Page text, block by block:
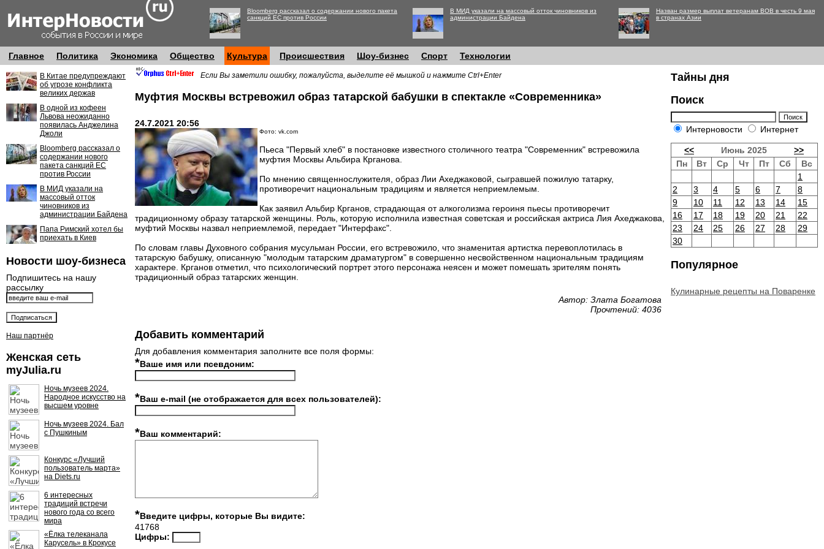
Bloomberg рассказал о содержании нового пакета
санкций ЕС против России
В МИД указали на массовый отток чиновников из
администрации Байдена
Назван размер выплат ветеранам ВОВ в честь 9 мая
в странах Азии
Главное Политика Экономика Общество Культура Происшествия Шоу-бизнес Спорт Технологии
В Китае предупреждают
об угрозе конфликта
великих держав
В одной из кофеен
Львова неожиданно
появилась Анджелина
Джоли
Bloomberg рассказал о
содержании нового
пакета санкций ЕС
против России
В МИД указали на
массовый отток
чиновников из
администрации Байдена
Папа Римский хотел бы
приехать в Киев
Новости шоу-бизнеса
Подпишитесь на нашу
рассылку
Наш партнёр
Женская сеть
myJulia.ru
Ночь музеев 2024.
Народное искусство на
высшем уровне
Ночь музеев 2024. Бал
с Пушкиным
Конкурс «Лучший
пользователь марта»
на Diets.ru
6 интересных
традиций встречи
нового года со всего
мира
«Ёлка телеканала
Карусель» в Крокусе
Если Вы заметили ошибку, пожалуйста, выделите её мышкой и нажмите Ctrl+Enter
Муфтия Москвы встревожил образ татарской бабушки в спектакле «Современника»
24.7.2021 20:56
Фото: vk.com
Пьеса "Первый хлеб" в постановке известного столичного театра "Современник" встревожила
муфтия Москвы Альбира Крганова.
По мнению священнослужителя, образ Лии Ахеджаковой, сыгравшей пожилую татарку,
противоречит национальным традициям и является неприемлемым.
Как заявил Альбир Крганов, страдающая от алкоголизма героиня пьесы противоречит
традиционному образу татарской женщины. Роль, которую исполнила известная советская и российская актриса Лия Ахеджакова,
муфтий Москвы назвал неприемлемой, передает "Интерфакс".
По словам главы Духовного собрания мусульман России, его встревожило, что знаменитая артистка перевоплотилась в
татарскую бабушку, описанную "молодым татарским драматургом" в совершенно несвойственном национальным традициям
характере. Крганов отметил, что психологический портрет этого персонажа неясен и может помешать зрителям понять
традиционный образ татарских женщин.
Автор: Злата Богатова
Прочтений: 4036
Добавить комментарий
Для добавления комментария заполните все поля формы:
*Ваше имя или псевдоним:
*Ваш e-mail (не отображается для всех пользователей):
*Ваш комментарий:
*Введите цифры, которые Вы видите:
41768
Цифры:
Тайны дня
Поиск
Интерновости Интернет
<< Июнь 2025
>>
Пн
Вт Ср Чт Пт Сб
Вс
1
2
3 4 5 6 7
8
9
10 11 12 13 14
15
16
17 18 19 20 21
22
23
24 25 26 27 28
29
30
Популярное
Кулинарные рецепты на Поваренке